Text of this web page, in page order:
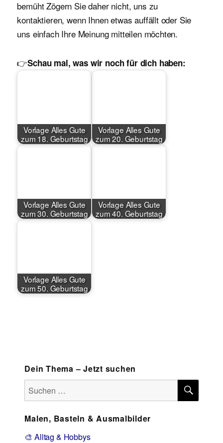
bemüht Zögern Sie daher nicht, uns zu
kontaktieren, wenn Ihnen etwas auffällt oder Sie
uns einfach Ihre Meinung mitteilen möchten.
👉Schau mal, was wir noch für dich haben:
Vorlage Alles Gute
zum 18. Geburtstag
Vorlage Alles Gute
zum 20. Geburtstag
Vorlage Alles Gute
zum 30. Geburtstag
Vorlage Alles Gute
zum 40. Geburtstag
Vorlage Alles Gute
zum 50. Geburtstag
Dein Thema – Jetzt suchen
Suchen
nach:
Malen, Basteln & Ausmalbilder
🎨 Alltag & Hobbys